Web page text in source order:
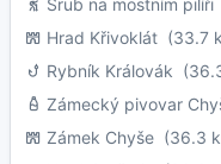
Hrad Křivoklát (33.7
Rybník Královák
Zámecký pivovar
Zámek Chyše (36.3